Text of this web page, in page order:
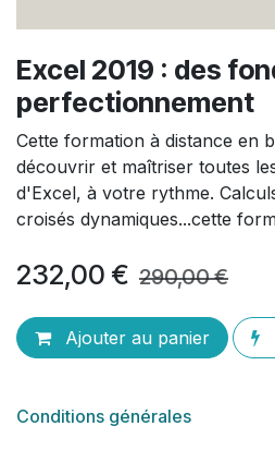
Excel 2019 : des
perfectionnement
Cette formation à distance en
découvrir et maîtriser toutes
d'Excel, à votre rythme.
croisés dynamiques...cette
232,00 € 290,00€
Ajouter au panier
Conditions générales